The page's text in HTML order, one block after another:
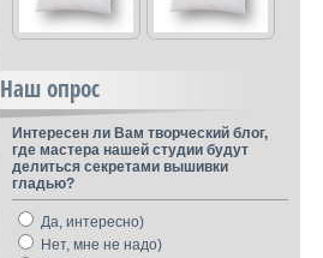
Наш опрос
Интересен ли Вам творческий блог,
где мастера нашей студии будут
делиться секретами вышивки
гладью?
Да, интересно)
Нет, мне не надо)